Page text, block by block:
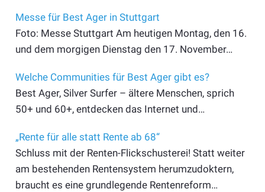
Messe für Best Ager in Stuttgart
Foto: Messe Stuttgart Am heutigen Montag, den 16.
und dem morgigen Dienstag den 17. November…
Welche Communities für Best Ager gibt es?
Best Ager, Silver Surfer – ältere Menschen, sprich
50+ und 60+, entdecken das Internet und…
„Rente für alle statt Rente ab 68“
Schluss mit der Renten-Flickschusterei! Statt weiter
am bestehenden Rentensystem herumzudoktern,
braucht es eine grundlegende Rentenreform…